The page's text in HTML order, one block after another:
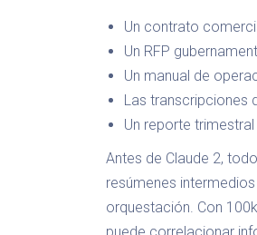
Un contrato
Un RFP
Un manual de
Las transcripciones
Un reporte
Antes de Claude 2,
resúmenes
orquestación. Con